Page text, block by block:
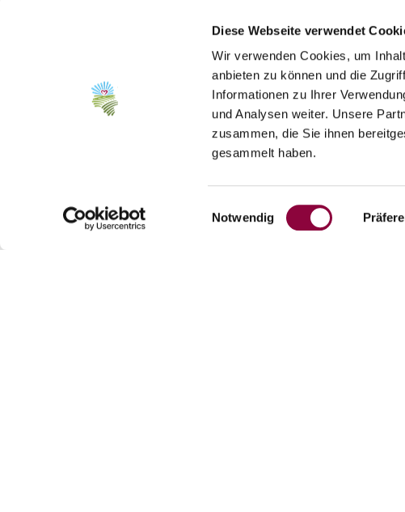
Diese Webseite verwendet
Wir verwenden Cookies, um
anbieten zu können und die
Informationen zu Ihrer
und Analysen weiter. Unsere
zusammen, die Sie ihnen
gesammelt haben.
Einwilligungsauswahl
Notwendig
Treffpunkt ist der Schiefe Turm in der Obergasse
Gästeführung "Historischer Weg"
Unter dem Titel „Historischer Weg“ veranstaltet
dem Dorfgemeinschaftshaus.
Lassen Sie die Kinder auf dem Sportplatz
sie auf dem Weg unsere alten Denkmäler uns
natürlich auch die "Historische Ortsbefestigung".